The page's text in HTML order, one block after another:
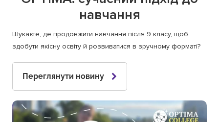
навчання
Шукаєте, де продовжити навчання після 9 класу, щоб
здобути якісну освіту й розвиватися в зручному форматі?
Переглянути новину